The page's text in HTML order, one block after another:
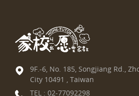
9F.-6, No. 185, Songjiang Rd.,
City 10491 , Taiwan
TEL : 02-77092298